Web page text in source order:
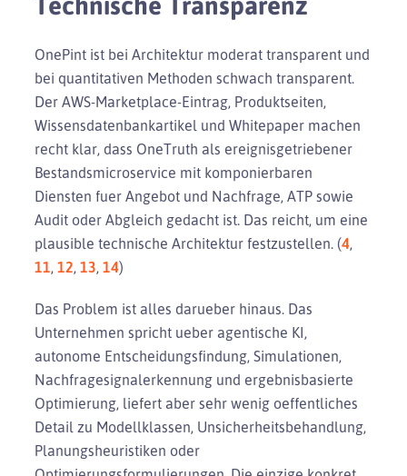
OnePint ist bei Architektur moderat transparent und
bei quantitativen Methoden schwach transparent.
Der AWS-Marketplace-Eintrag, Produktseiten,
Wissensdatenbankartikel und Whitepaper machen
recht klar, dass OneTruth als ereignisgetriebener
Bestandsmicroservice mit komponierbaren
Diensten fuer Angebot und Nachfrage, ATP sowie
Audit oder Abgleich gedacht ist. Das reicht, um eine
plausible technische Architektur festzustellen. (4,
11, 12, 13, 14)
Das Problem ist alles darueber hinaus. Das
Unternehmen spricht ueber agentische KI,
autonome Entscheidungsfindung, Simulationen,
Nachfragesignalerkennung und ergebnisbasierte
Optimierung, liefert aber sehr wenig oeffentliches
Detail zu Modellklassen, Unsicherheitsbehandlung,
Planungsheuristiken oder